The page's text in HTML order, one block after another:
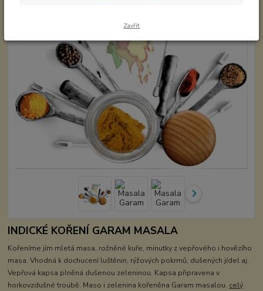
INDICKÉ KOŘENÍ GARAM MASALA
Kořeníme jím mletá masa, rožněné kuře, minutky z vepřového i hovězího
masa. Vhodná k dochucení luštěnin, rýžových pokrmů, dušených jídel aj.
Vepřová kapsa plněná dušenou zeleninou. Kapsa připravena v
horkovzdušné troubě. Maso i zelenina kořeněna Garam masalou. celý
Zavřít